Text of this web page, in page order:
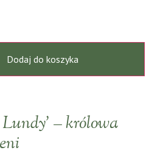
Dodaj do koszyka
– królowa